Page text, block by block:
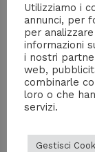
[gdlr_space
[soundcloud
[gdlr_space
[gdlr_code
Utilizziamo i
annunci, per
per
informazioni
i nostri
web,
combinarle
loro o che
servizi.
Gestisci